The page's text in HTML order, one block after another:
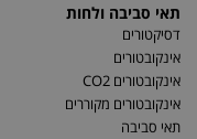
תאי סביבה ולחות
דסיקטורים
אינקובטורים
אינקובטורים CO2
אינקובטורים מקוררים
תאי סביבה